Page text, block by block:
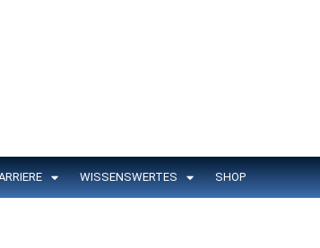
WISSENSWERTES SHOP